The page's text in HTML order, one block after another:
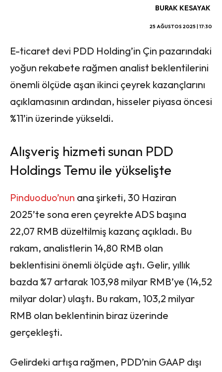
BURAK KESAYAK
25 AĞUSTOS 2025 | 17:30
E-ticaret devi PDD Holding’in Çin pazarındaki
yoğun rekabete rağmen analist beklentilerini
önemli ölçüde aşan ikinci çeyrek kazançlarını
açıklamasının ardından, hisseler piyasa öncesi
%11’in üzerinde yükseldi.
Alışveriş hizmeti sunan PDD
Holdings Temu ile yükselişte
Pinduoduo’nun ana şirketi, 30 Haziran
2025’te sona eren çeyrekte ADS başına
22,07 RMB düzeltilmiş kazanç açıkladı. Bu
rakam, analistlerin 14,80 RMB olan
beklentisini önemli ölçüde aştı. Gelir, yıllık
bazda %7 artarak 103,98 milyar RMB’ye (14,52
milyar dolar) ulaştı. Bu rakam, 103,2 milyar
RMB olan beklentinin biraz üzerinde
gerçekleşti.
Gelirdeki artışa rağmen, PDD’nin GAAP dışı